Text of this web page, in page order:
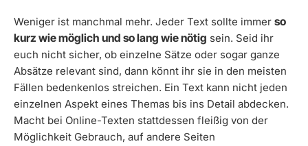
Weniger ist manchmal mehr. Jeder Text sollte immer so
kurz wie möglich und so lang wie nötig sein. Seid ihr
euch nicht sicher, ob einzelne Sätze oder sogar ganze
Absätze relevant sind, dann könnt ihr sie in den meisten
Fällen bedenkenlos streichen. Ein Text kann nicht jeden
einzelnen Aspekt eines Themas bis ins Detail abdecken.
Macht bei Online-Texten stattdessen fleißig von der
Möglichkeit Gebrauch, auf andere Seiten